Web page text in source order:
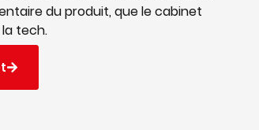
du produit, que le cabinet
tech.